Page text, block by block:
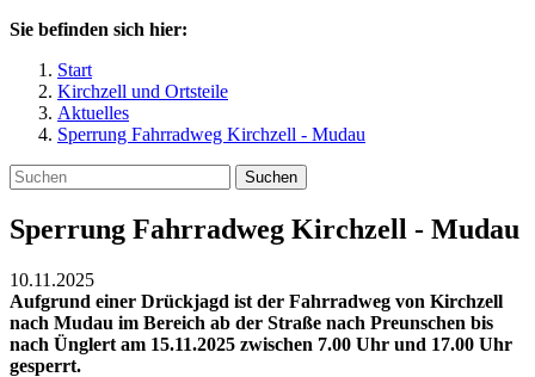
Sie befinden sich hier:
Start
Kirchzell und Ortsteile
Aktuelles
Sperrung Fahrradweg Kirchzell - Mudau
Suchen
Sperrung Fahrradweg Kirchzell - Mudau
10.11.2025
Aufgrund einer Drückjagd ist der Fahrradweg von Kirchzell
nach Mudau im Bereich ab der Straße nach Preunschen bis
nach Ünglert am 15.11.2025 zwischen 7.00 Uhr und 17.00 Uhr
gesperrt.